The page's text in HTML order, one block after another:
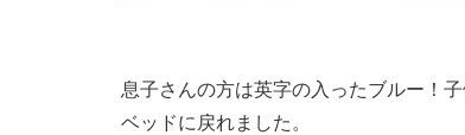
息子さんの方は英字の入ったブルー！
ベッドに戻れました。